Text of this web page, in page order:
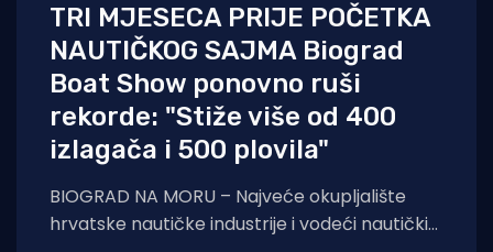
TRI MJESECA PRIJE POČETKA
NAUTIČKOG SAJMA Biograd
Boat Show ponovno ruši
rekorde: "Stiže više od 400
izlagača i 500 plovila"
BIOGRAD NA MORU – Najveće okupljalište
hrvatske nautičke industrije i vodeći nautički